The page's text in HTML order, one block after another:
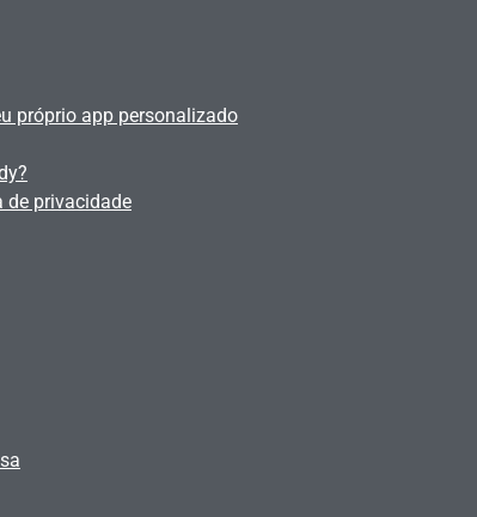
próprio app personalizado
de privacidade